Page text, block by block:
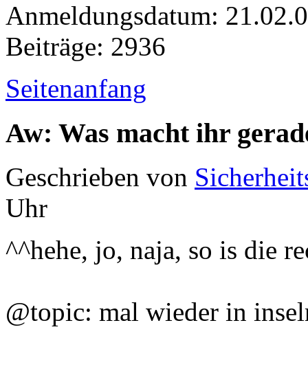
Anmeldungsdatum:
Beiträge: 2936
Seitenanfang
Aw: Was macht ihr
Geschrieben von
Uhr
^^hehe, jo, naja, so is die
@topic: mal wieder in